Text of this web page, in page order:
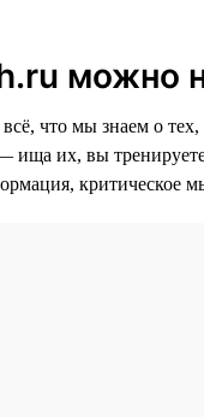
можно
что мы знаем о
их, вы